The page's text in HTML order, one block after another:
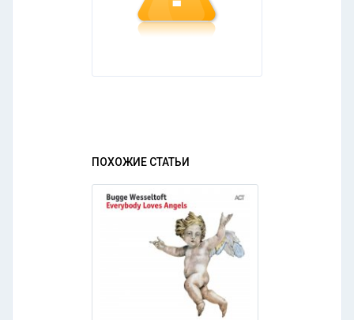
ПОХОЖИЕ СТАТЬИ